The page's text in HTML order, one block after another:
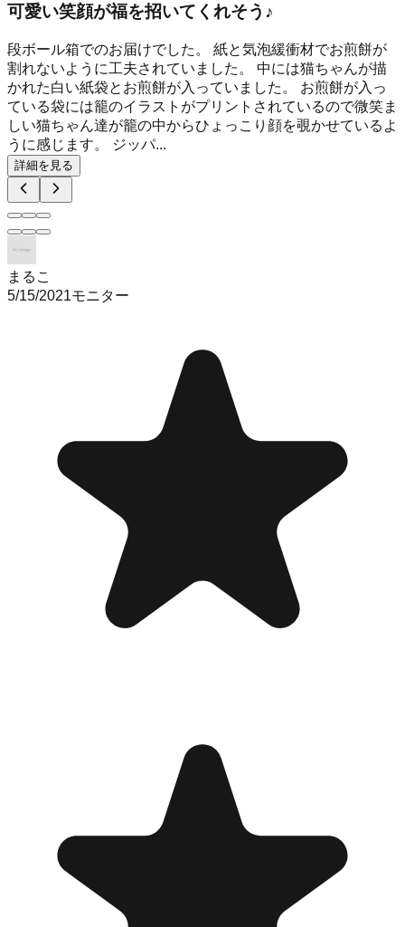
可愛い笑顔が福を招いてくれそう♪
段ボール箱でのお届けでした。 紙と気泡緩衝材でお煎餅が
割れないように工夫されていました。 中には猫ちゃんが描
かれた白い紙袋とお煎餅が入っていました。 お煎餅が入っ
ている袋には籠のイラストがプリントされているので微笑ま
しい猫ちゃん達が籠の中からひょっこり顔を覗かせているよ
うに感じます。 ジッパ...
詳細を見る
まるこ
5/15/2021モニター